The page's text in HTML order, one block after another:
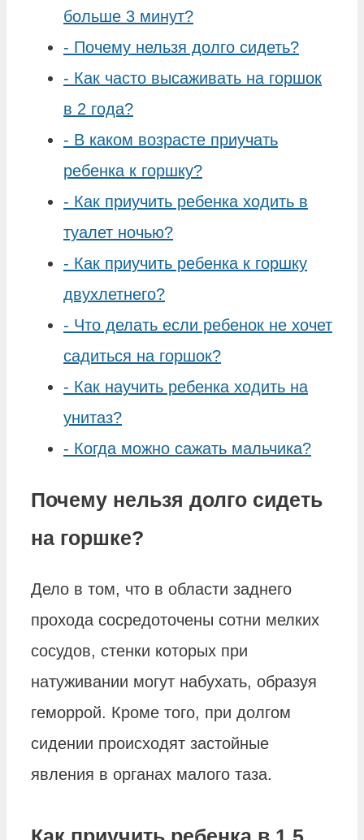
больше 3 минут?
- Почему нельзя долго сидеть?
- Как часто высаживать на горшок
в 2 года?
- В каком возрасте приучать
ребенка к горшку?
- Как приучить ребенка ходить в
туалет ночью?
- Как приучить ребенка к горшку
двухлетнего?
- Что делать если ребенок не хочет
садиться на горшок?
- Как научить ребенка ходить на
унитаз?
- Когда можно сажать мальчика?
Почему нельзя долго сидеть
на горшке?
Дело в том, что в области заднего
прохода сосредоточены сотни мелких
сосудов, стенки которых при
натуживании могут набухать, образуя
геморрой. Кроме того, при долгом
сидении происходят застойные
явления в органах малого таза.